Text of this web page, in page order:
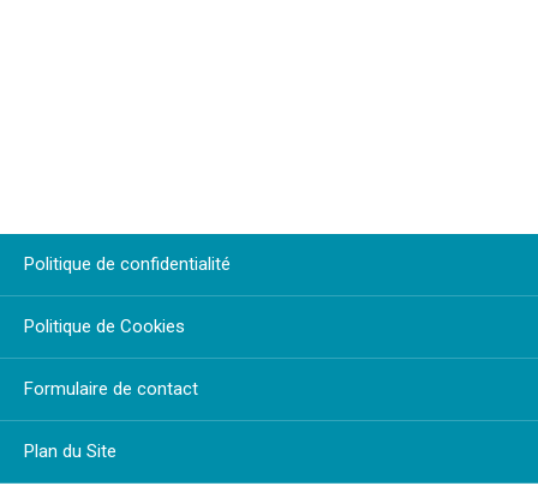
Politique de confidentialité
Politique de Cookies
Formulaire de contact
Plan du Site